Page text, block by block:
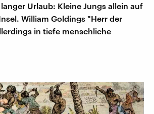
Urlaub: Kleine Jungs allein auf
William Goldings "Herr der
in tiefe menschliche